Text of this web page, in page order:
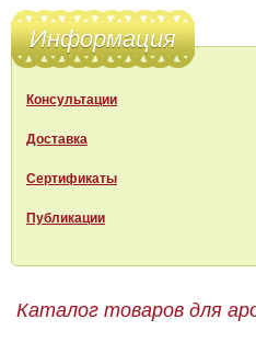
Информация
Консультации
Доставка
Сертификаты
Публикации
Каталог товаров для